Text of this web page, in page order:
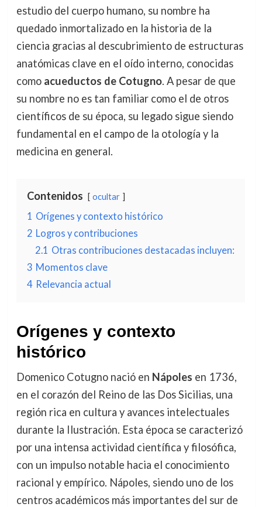
estudio del cuerpo humano, su nombre ha
quedado inmortalizado en la historia de la
ciencia gracias al descubrimiento de estructuras
anatómicas clave en el oído interno, conocidas
como acueductos de Cotugno. A pesar de que
su nombre no es tan familiar como el de otros
científicos de su época, su legado sigue siendo
fundamental en el campo de la otología y la
medicina en general.
Contenidos ocultar
1 Orígenes y contexto histórico
2 Logros y contribuciones
2.1 Otras contribuciones destacadas incluyen:
3 Momentos clave
4 Relevancia actual
Orígenes y contexto
histórico
Domenico Cotugno nació en Nápoles en 1736,
en el corazón del Reino de las Dos Sicilias, una
región rica en cultura y avances intelectuales
durante la Ilustración. Esta época se caracterizó
por una intensa actividad científica y filosófica,
con un impulso notable hacia el conocimiento
racional y empírico. Nápoles, siendo uno de los
centros académicos más importantes del sur de